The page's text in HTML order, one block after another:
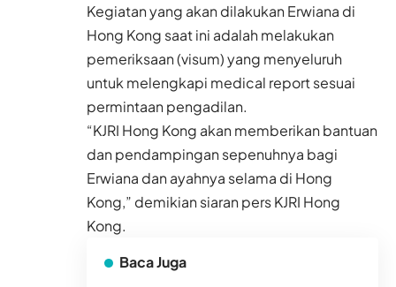
Kegiatan yang akan dilakukan Erwiana di
Hong Kong saat ini adalah melakukan
pemeriksaan (visum) yang menyeluruh
untuk melengkapi medical report sesuai
permintaan pengadilan.
“KJRI Hong Kong akan memberikan bantuan
dan pendampingan sepenuhnya bagi
Erwiana dan ayahnya selama di Hong
Kong,” demikian siaran pers KJRI Hong
Kong.
Baca Juga